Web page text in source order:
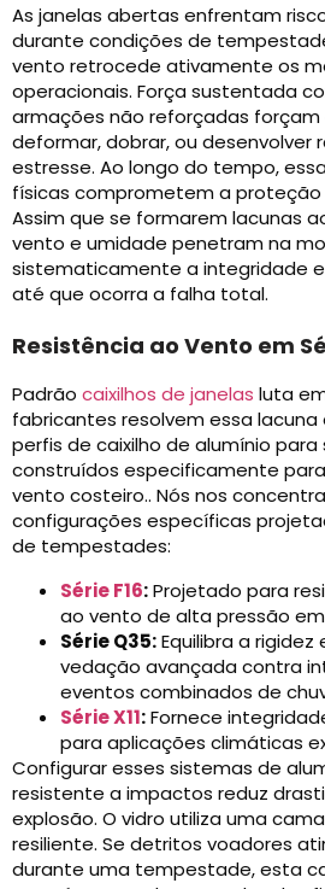
As janelas abertas enfrentam
durante condições de
vento retrocede ativamente os
operacionais. Força sustentada
armações não reforçadas
deformar, dobrar, ou desenvolver
estresse. Ao longo do tempo,
físicas comprometem a
Assim que se formarem lacunas
vento e umidade penetram na
sistematicamente a integridade
até que ocorra a falha total.
Resistência ao Vento em
Padrão caixilhos de janelas luta
fabricantes resolvem essa
perfis de caixilho de alumínio para
construídos especificamente
vento costeiro.. Nós nos
configurações específicas
de tempestades:
Série F16:Projetado para
ao vento de alta pressão
Série Q35:Equilibra a
vedação avançada contra
eventos combinados de
Série X11:Fornece
para aplicações climáticas
Configurar esses sistemas de
resistente a impactos reduz
explosão. O vidro utiliza uma
resiliente. Se detritos voadores
durante uma tempestade, esta